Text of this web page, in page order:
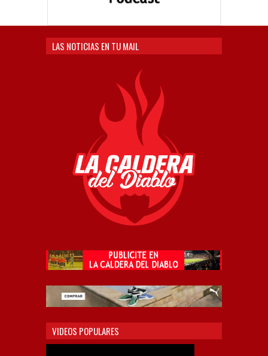
LAS NOTICIAS EN TU MAIL
VIDEOS POPULARES